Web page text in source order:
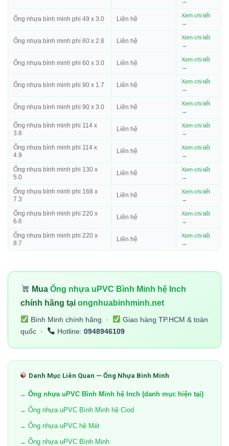
Ống nhựa bình minh phi 49 x 3.0 Liên hệ
Xem chi tiết
→
Ống nhựa bình minh phi 60 x 2.8 Liên hệ
Xem chi tiết
→
Ống nhựa bình minh phi 60 x 3.0 Liên hệ
Xem chi tiết
→
Ống nhựa bình minh phi 90 x 1.7 Liên hệ
Xem chi tiết
→
Ống nhựa bình minh phi 90 x 3.0 Liên hệ
Xem chi tiết
→
Ống nhựa bình minh phi 114 x
3.8
Liên hệ
Xem chi tiết
→
Ống nhựa bình minh phi 114 x
4.9
Liên hệ
Xem chi tiết
→
Ống nhựa bình minh phi 130 x
5.0
Liên hệ
Xem chi tiết
→
Ống nhựa bình minh phi 168 x
7.3
Liên hệ
Xem chi tiết
→
Ống nhựa bình minh phi 220 x
6.6
Liên hệ
Xem chi tiết
→
Ống nhựa bình minh phi 220 x
8.7
Liên hệ
Xem chi tiết
→
MuaỐng nhựa uPVC Bình Minh hệ Inch
chính hãng tại ongnhuabinhminh.net
Bình Minh chính hãng ·
Giao hàng TP.HCM & toàn
quốc ·
Hotline: 0948946109
Danh Mục Liên Quan — Ống Nhựa Bình Minh
→ Ống nhựa uPVC Bình Minh hệ Inch (danh mục hiện tại)
→ Ống nhựa uPVC Bình Minh hệ Ciod
→ Ống nhựa uPVC hệ Mét
→ Ống nhựa uPVC Bình Minh